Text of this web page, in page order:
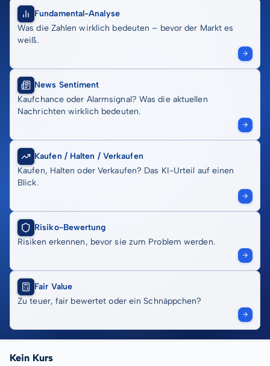
Fundamental-Analyse
Was die Zahlen wirklich bedeuten – bevor der Markt es
weiß.
News Sentiment
Kaufchance oder Alarmsignal? Was die aktuellen
Nachrichten wirklich bedeuten.
Kaufen / Halten / Verkaufen
Kaufen, Halten oder Verkaufen? Das KI-Urteil auf einen
Blick.
Risiko-Bewertung
Risiken erkennen, bevor sie zum Problem werden.
Fair Value
Zu teuer, fair bewertet oder ein Schnäppchen?
Kein Kurs